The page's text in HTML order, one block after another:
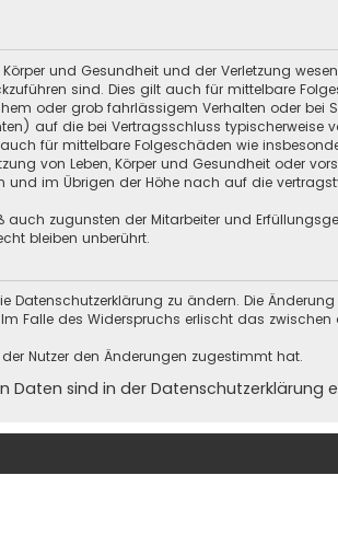
und Gesundheit und der Verletzung
sind. Dies gilt auch für mittelbare
oder grob fahrlässigem Verhalten oder bei
auf die bei Vertragsschluss
für mittelbare Folgeschäden wie
von Leben, Körper und Gesundheit oder
und im Übrigen der Höhe nach auf die
zugunsten der Mitarbeiter und
bleiben unberührt.
Datenschutzerklärung zu ändern. Die
Falle des Widerspruchs erlischt das
Nutzer den Änderungen zugestimmt hat.
sind in der Datenschutzerklärung